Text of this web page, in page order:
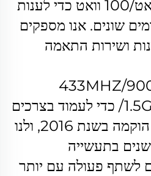
וואט/40 וואט/50 וואט/100 וואט כדי לענות
שונים. אנו מספקים
ושירות התאמה
433MHZ/
/1.5G/2.4G/5.2G/5.8G כדי לעמוד בצרכים
חברתנו הוקמה בשנת 2016, ולנו
בתעשייה
לשתף פעולה עם יותר